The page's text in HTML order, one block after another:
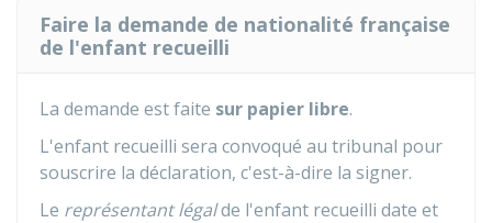
Faire la demande de nationalité française
de l'enfant recueilli
La demande est faite sur papier libre.
L'enfant recueilli sera convoqué au tribunal pour
souscrire la déclaration, c'est-à-dire la signer.
Le représentant légalde l'enfant recueilli date et